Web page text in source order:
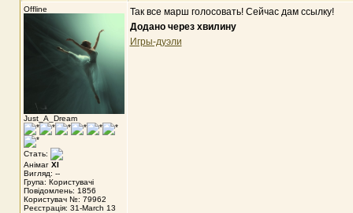
Offline
Just_A_Dream
Стать:
Анімаг XI
Вигляд: --
Група: Користувачі
Повідомлень: 1856
Користувач №: 79962
Реєстрація: 31-March 13
Так все марш голосовать! Сейчас дам ссылку!
Додано через хвилину
Игры-дуэли